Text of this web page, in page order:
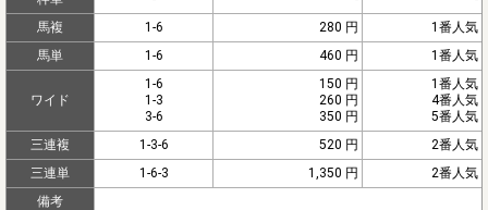
馬複
1-6 280 円
1番人気
馬単
1-6 460 円 1番人気
ワイド
1-6
1-3
3-6
150 円
260 円
350 円
1番人気
4番人気
5番人気
三連複
1-3-6 520 円
2番人気
三連単
1-6-3 1,350 円
2番人気
備考